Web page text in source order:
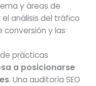
y áreas de
el análisis del tráfico
conversión y las
prácticas
a posicionarse
. Una auditoría SEO